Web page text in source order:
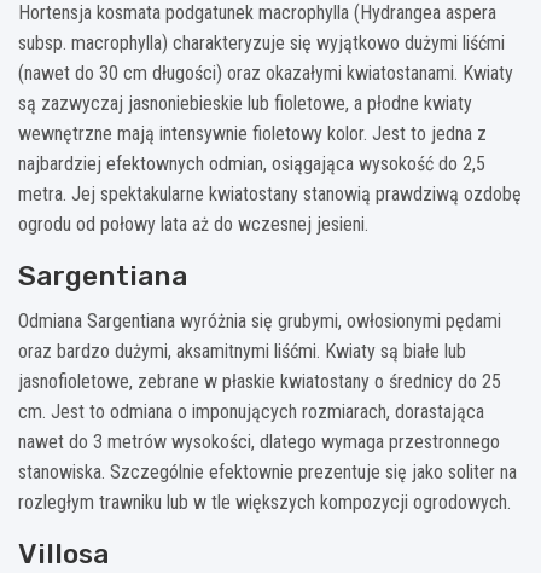
Hortensja kosmata podgatunek macrophylla (Hydrangea aspera
subsp. macrophylla) charakteryzuje się wyjątkowo dużymi liśćmi
(nawet do 30 cm długości) oraz okazałymi kwiatostanami. Kwiaty
są zazwyczaj jasnoniebieskie lub fioletowe, a płodne kwiaty
wewnętrzne mają intensywnie fioletowy kolor. Jest to jedna z
najbardziej efektownych odmian, osiągająca wysokość do 2,5
metra. Jej spektakularne kwiatostany stanowią prawdziwą ozdobę
ogrodu od połowy lata aż do wczesnej jesieni.
Sargentiana
Odmiana Sargentiana wyróżnia się grubymi, owłosionymi pędami
oraz bardzo dużymi, aksamitnymi liśćmi. Kwiaty są białe lub
jasnofioletowe, zebrane w płaskie kwiatostany o średnicy do 25
cm. Jest to odmiana o imponujących rozmiarach, dorastająca
nawet do 3 metrów wysokości, dlatego wymaga przestronnego
stanowiska. Szczególnie efektownie prezentuje się jako soliter na
rozległym trawniku lub w tle większych kompozycji ogrodowych.
Villosa